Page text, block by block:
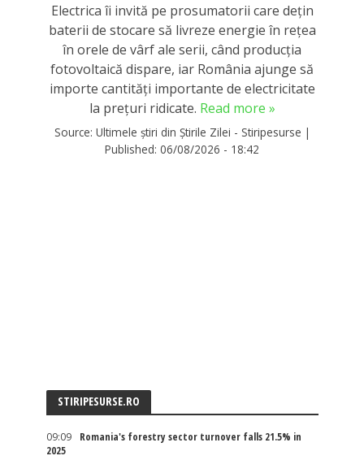
Electrica îi invită pe prosumatorii care dețin
baterii de stocare să livreze energie în rețea
în orele de vârf ale serii, când producția
fotovoltaică dispare, iar România ajunge să
importe cantități importante de electricitate
la prețuri ridicate. Read more »
Source: Ultimele știri din Știrile Zilei - Stiripesurse |
Published: 06/08/2026 - 18:42
STIRIPESURSE.RO
09:09
Romania's forestry sector turnover falls 21.5% in
2025